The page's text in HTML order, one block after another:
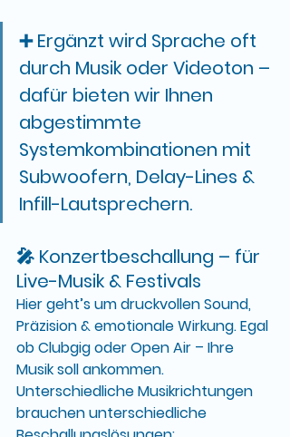
➕ Ergänzt wird Sprache oft
durch Musik oder Videoton –
dafür bieten wir Ihnen
abgestimmte
Systemkombinationen mit
Subwoofern, Delay-Lines &
Infill-Lautsprechern.
🎤 Konzertbeschallung – für
Live-Musik & Festivals
Hier geht’s um druckvollen Sound,
Präzision & emotionale Wirkung. Egal
ob Clubgig oder Open Air – Ihre
Musik soll ankommen.
Unterschiedliche Musikrichtungen
brauchen unterschiedliche